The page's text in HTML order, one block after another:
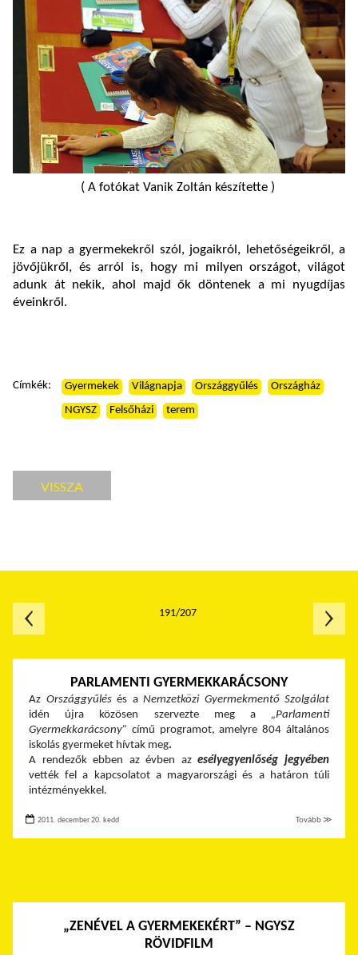
( A fotókat Vanik Zoltán készítette )
Ez a nap a gyermekekről szól, jogaikról, lehetőségeikről, a
jövőjükről, és arról is, hogy mi milyen országot, világot
adunk át nekik, ahol majd ők döntenek a mi nyugdíjas
éveinkről.
Címkék: Gyermekek Világnapja Országgyűlés
Országház
NGYSZ
Felsőházi terem
VISSZA
PARLAMENTI GYERMEKKARÁCSONY
Az Országgyűlésés a Nemzetközi Gyermekmentő Szolgálat
idén újra közösen szervezte meg a „Parlamenti
Gyermekkarácsony” című programot, amelyre 804 általános
iskolás gyermeket hívtak meg.
A rendezők ebben az évben azesélyegyenlőség jegyében
vették fel a kapcsolatot a magyarországi és a határon túli
intézményekkel.
2011. december 20. kedd Tovább ≫
„ZENÉVEL A GYERMEKEKÉRT” – NGYSZ
RÖVIDFILM
191/207